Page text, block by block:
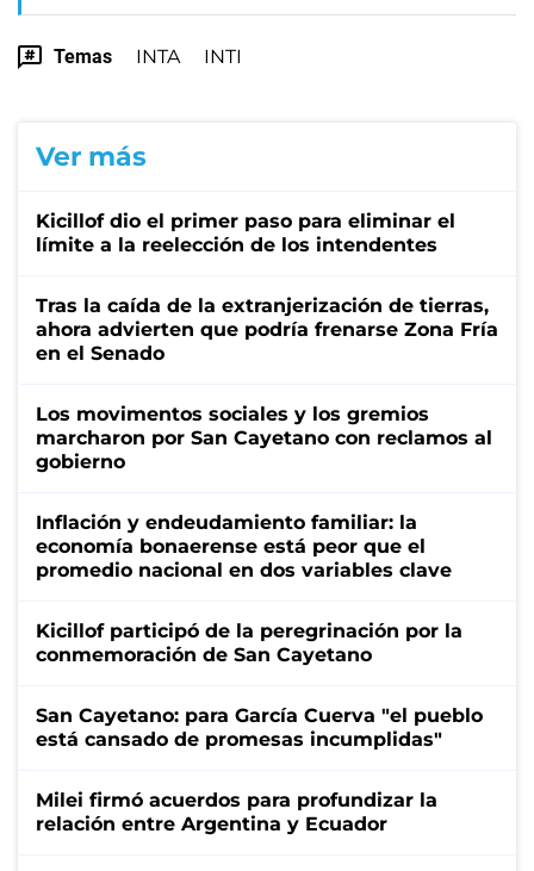
Temas INTA INTI
Ver más
Kicillof dio el primer paso para eliminar el
límite a la reelección de los intendentes
Tras la caída de la extranjerización de tierras,
ahora advierten que podría frenarse Zona Fría
en el Senado
Los movimentos sociales y los gremios
marcharon por San Cayetano con reclamos al
gobierno
Inflación y endeudamiento familiar: la
economía bonaerense está peor que el
promedio nacional en dos variables clave
Kicillof participó de la peregrinación por la
conmemoración de San Cayetano
San Cayetano: para García Cuerva "el pueblo
está cansado de promesas incumplidas"
Milei firmó acuerdos para profundizar la
relación entre Argentina y Ecuador